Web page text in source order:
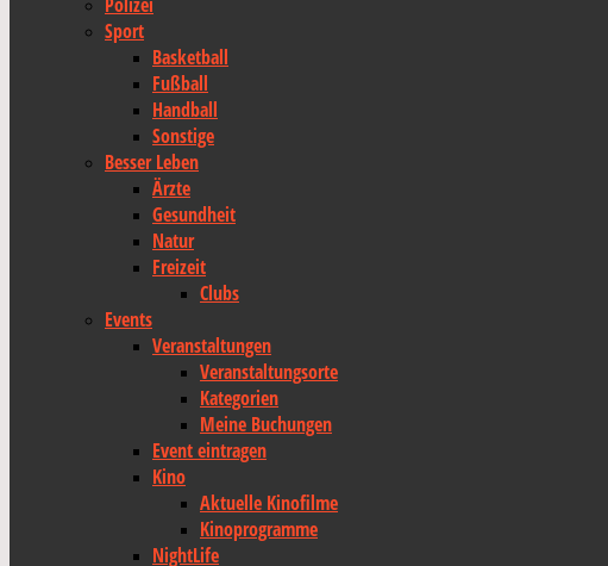
Sport
Basketball
Fußball
Handball
Sonstige
Besser Leben
Ärzte
Gesundheit
Natur
Freizeit
Clubs
Events
Veranstaltungen
Veranstaltungsorte
Kategorien
Meine Buchungen
Event eintragen
Kino
Aktuelle Kinofilme
Kinoprogramme
NightLife